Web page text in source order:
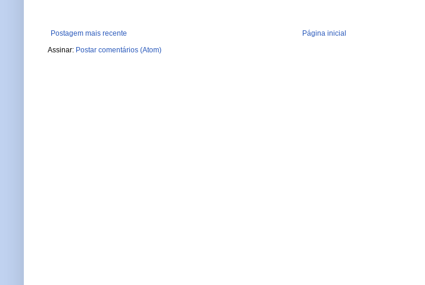
Postagem mais recente
Página inicial
Assinar: Postar comentários (Atom)